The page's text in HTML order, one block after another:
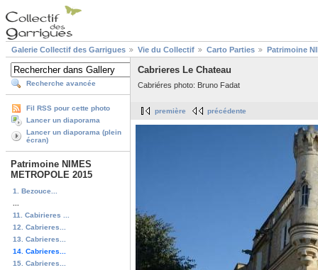
Galerie Collectif des Garrigues Vie du Collectif Carto Parties Patrimoine
Recherche avancée
Fil RSS pour cette photo
Lancer un diaporama
Lancer un diaporama (plein
écran)
Patrimoine NIMES
METROPOLE 2015
1. Bezouce...
11. Cabirieres ...
12. Cabrieres...
13. Cabrieres...
14. Cabrieres...
15. Cabrieres...
Cabrieres Le Chateau
Cabriéres photo: Bruno Fadat
première précédente